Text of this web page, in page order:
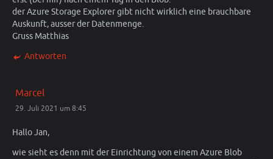
der Azure Storage Explorer gibt nicht wirklich eine brauchbare
Auskunft, ausser der Datenmenge.
Gruss Matthias
Antworten
Marcel
29. Juli 2021 um 8:45
Hallo Jan,
wie sieht es denn mit der Einrichtung von einem Azure Blob